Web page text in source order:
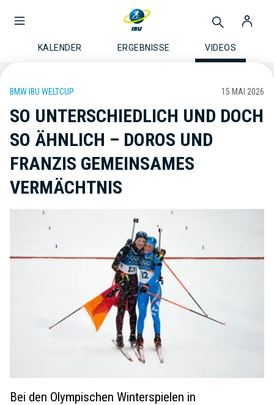
KALENDER ERGEBNISSE VIDEOS
BMW IBU WELTCUP 15 MAI 2026
SO UNTERSCHIEDLICH UND DOCH
SO ÄHNLICH – DOROS UND
FRANZIS GEMEINSAMES
VERMÄCHTNIS
Bei den Olympischen Winterspielen in